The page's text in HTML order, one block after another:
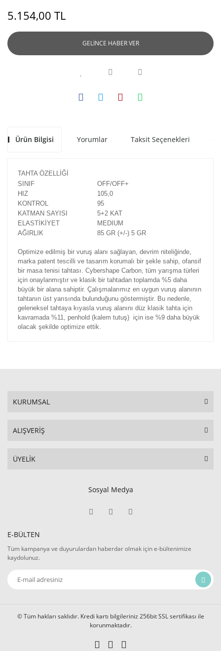
5.154,00 TL
GELİNCE HABER VER
Ürün Bilgisi Yorumlar Taksit Seçenekleri
TAHTA ÖZELLİĞİ
SINIF
OFF/OFF+
HIZ
105,0
KONTROL
95
KATMAN SAYISI
5+2 KAT
ELASTİKİYET
MEDIUM
AĞIRLIK
85 GR (+/-) 5 GR
Optimize edilmiş bir vuruş alanı sağlayan, devrim niteliğinde,
marka patent tescilli ve tasarım korumalı bir şekle sahip, ofansif
bir masa tenisi tahtası. Cybershape Carbon, tüm yarışma türleri
için onaylanmıştır ve klasik bir tahtadan toplamda %5 daha
büyük bir alana sahiptir. Çalışmalarımız en uygun vuruş alanının
tahtanın üst yarısında bulunduğunu göstermiştir. Bu nedenle,
geleneksel tahtaya kıyasla vuruş alanını düz klasik tahta için
kavramada %11, penhold (kalem tutuş) için ise %9 daha büyük
olacak şekilde optimize ettik.
KURUMSAL
ALIŞVERİŞ
ÜYELİK
Sosyal Medya
E-BÜLTEN
Tüm kampanya ve duyurulardan haberdar olmak için e-bültenimize
kaydolunuz.
© Tüm hakları saklıdır. Kredi kartı bilgileriniz 256bit SSL sertifikası ile
korunmaktadır.